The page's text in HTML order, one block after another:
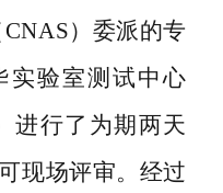
）委派的专
实验室测试中心
进行了为期两天
现场评审。经过